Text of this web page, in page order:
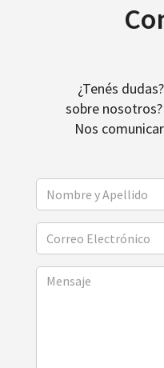
¿Tenés
sobre
Nos